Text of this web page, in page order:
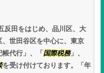
反田をはじめ、品川区、大
、世田谷区を中心に、東京
代行」、「 国際税務」、
を受け付けております。「年